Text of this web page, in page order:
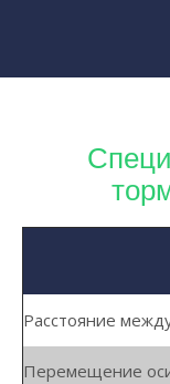
Расстояние
Перемещение